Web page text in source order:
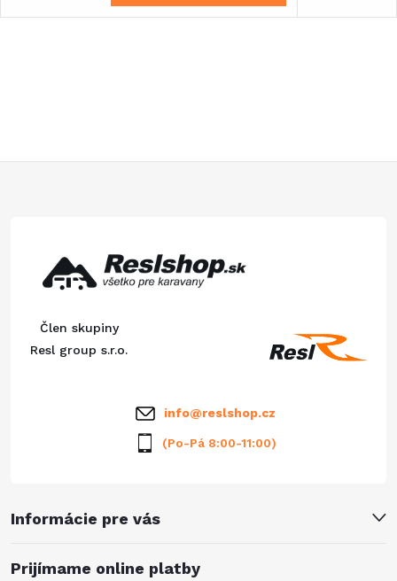
Informácie pre vás
Člen skupiny
Resl group s.r.o.
info@reslshop.cz
(Po-Pá 8:00-11:00)
Prijímame online platby